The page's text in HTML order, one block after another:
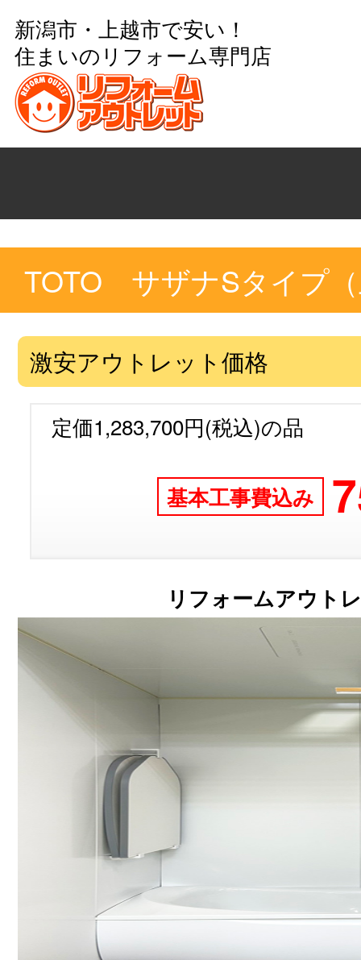
新潟市・上越市で安い！
住まいのリフォーム専門店
TOTO サザナSタイプ
激安アウトレット価格
定価1,283,700円(税込)の品
基本工事費込み
リフォームアウト